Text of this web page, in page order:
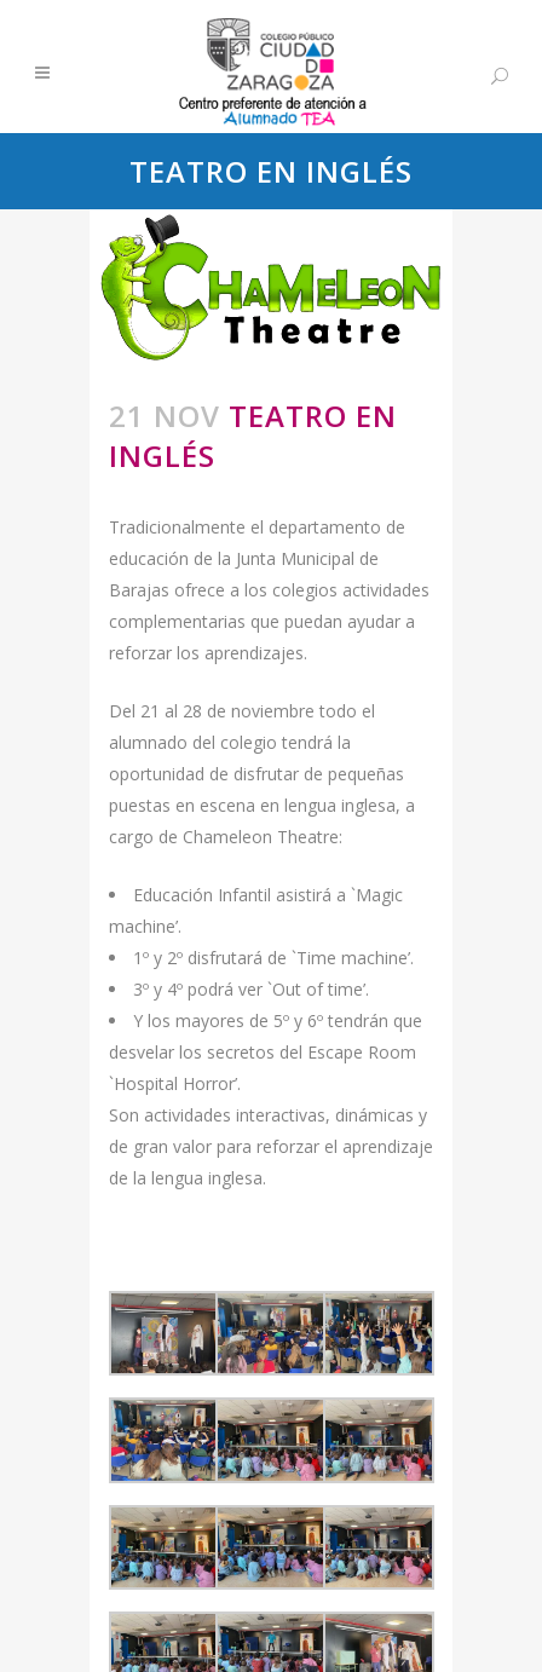
TEATRO EN INGLÉS
21 NOV TEATRO EN
INGLÉS
Tradicionalmente el departamento de
educación de la Junta Municipal de
Barajas ofrece a los colegios actividades
complementarias que puedan ayudar a
reforzar los aprendizajes.
Del 21 al 28 de noviembre todo el
alumnado del colegio tendrá la
oportunidad de disfrutar de pequeñas
puestas en escena en lengua inglesa, a
cargo de Chameleon Theatre:
Educación Infantil asistirá a `Magic
machine’.
1º y 2º disfrutará de `Time machine’.
3º y 4º podrá ver `Out of time’.
Y los mayores de 5º y 6º tendrán que
desvelar los secretos del Escape Room
`Hospital Horror’.
Son actividades interactivas, dinámicas y
de gran valor para reforzar el aprendizaje
de la lengua inglesa.